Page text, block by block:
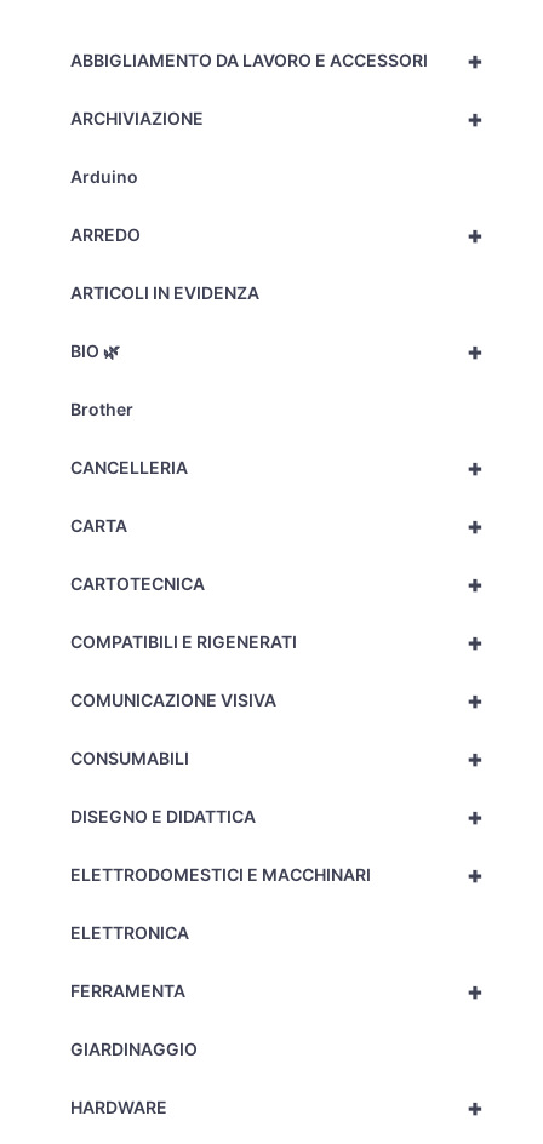
+
ABBIGLIAMENTO DA LAVORO E ACCESSORI
+
ARCHIVIAZIONE
Arduino
+
ARREDO
ARTICOLI IN EVIDENZA
+
BIO 🌿
Brother
+
CANCELLERIA
+
CARTA
+
CARTOTECNICA
+
COMPATIBILI E RIGENERATI
+
COMUNICAZIONE VISIVA
+
CONSUMABILI
+
DISEGNO E DIDATTICA
+
ELETTRODOMESTICI E MACCHINARI
ELETTRONICA
+
FERRAMENTA
GIARDINAGGIO
+
HARDWARE
minimo
E5236